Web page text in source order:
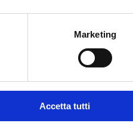
Marketing
Accetta tutti